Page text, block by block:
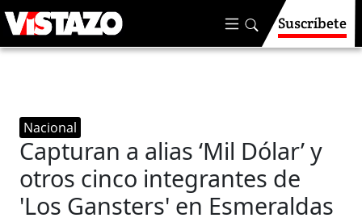
Suscríbete
Nacional
Capturan a alias ‘Mil Dólar’ y
otros cinco integrantes de
'Los Gansters' en Esmeraldas